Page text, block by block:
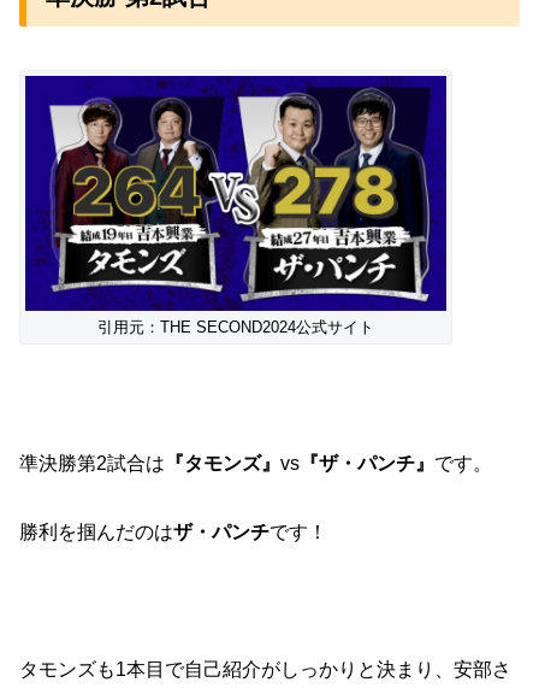
引用元：THE SECOND2024公式サイト
準決勝第2試合は 『タモンズ』 vs 『ザ・パンチ』 です。
勝利を掴んだのはザ・パンチです！
タモンズも1本目で自己紹介がしっかりと決まり、安部さ